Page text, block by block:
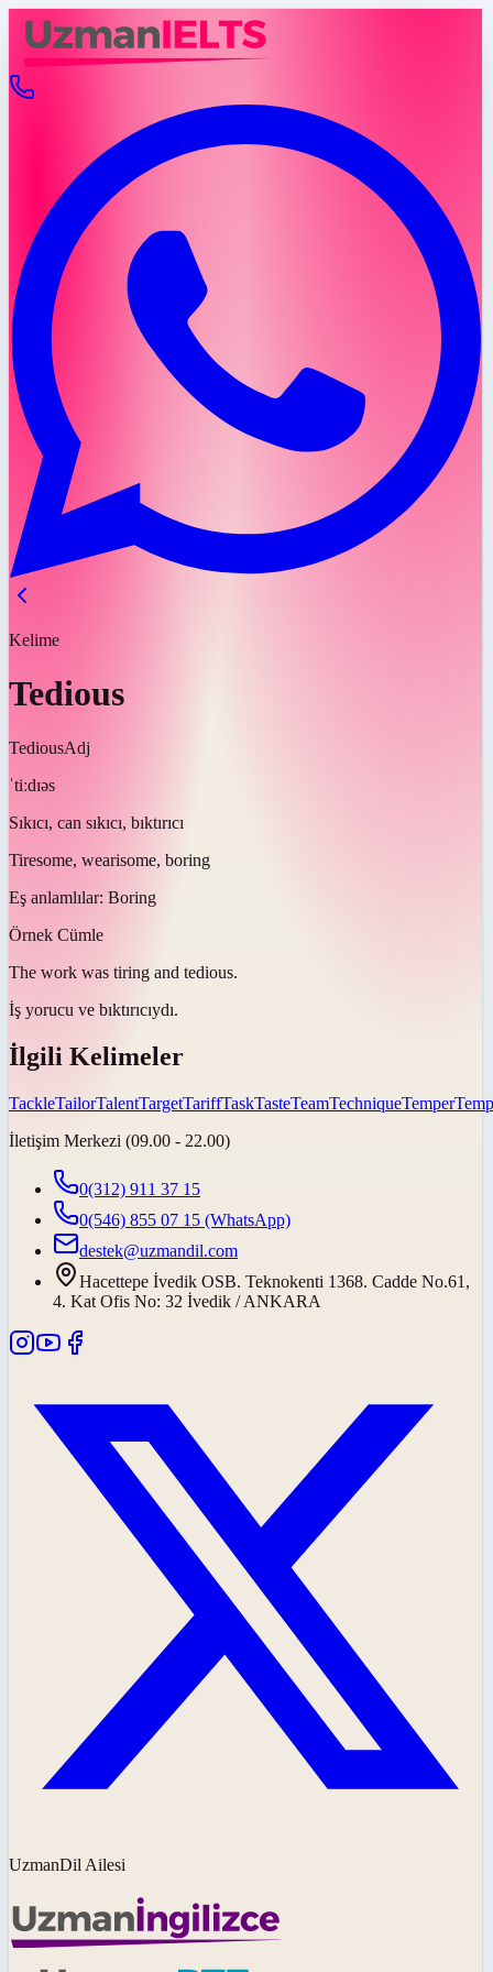
Kelime
Tedious
TediousAdj
ˈtiːdɪəs
Sıkıcı, can sıkıcı, bıktırıcı
Tiresome, wearisome, boring
Eş anlamlılar: Boring
Örnek Cümle
The work was tiring and tedious.
İş yorucu ve bıktırıcıydı.
İlgili Kelimeler
TackleTailorTalentTargetTariffTaskTasteTeamTechniqueTemper
İletişim Merkezi (09.00 - 22.00)
0(312) 911 37 15
0(546) 855 07 15 (WhatsApp)
destek@uzmandil.com
Hacettepe İvedik OSB. Teknokenti 1368. Cadde No.61,
4. Kat Ofis No: 32 İvedik / ANKARA
UzmanDil Ailesi